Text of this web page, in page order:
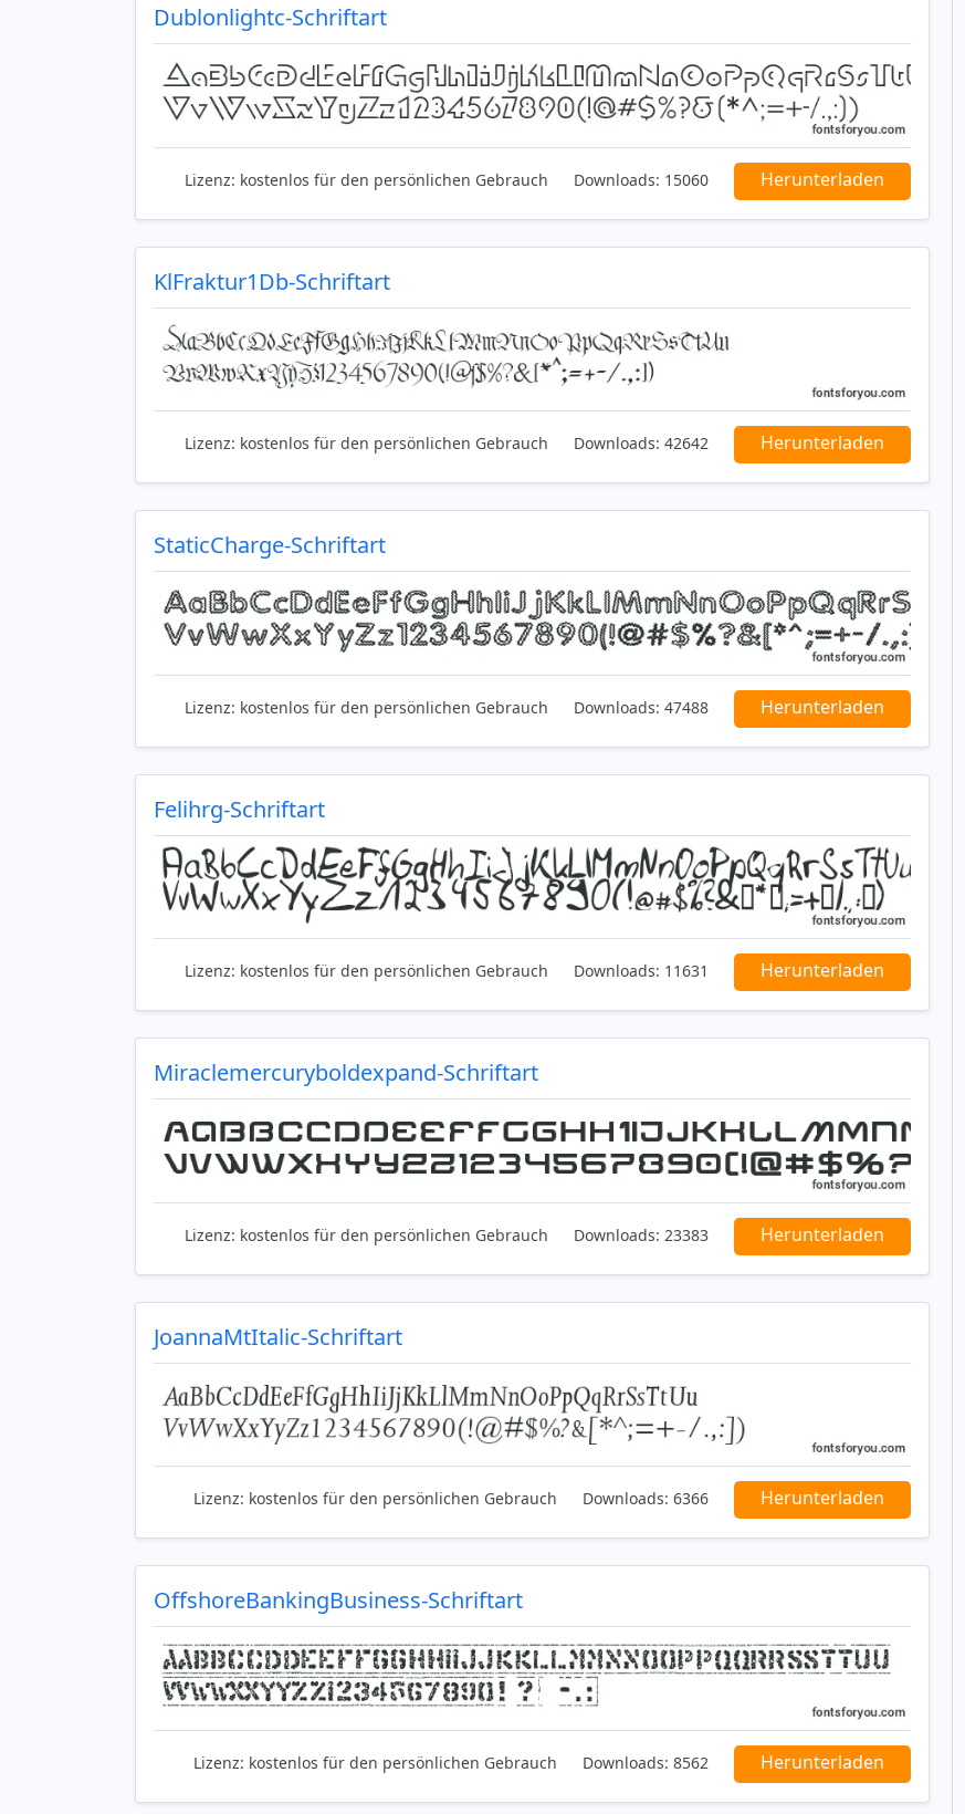
Dublonlightc-Schriftart
Lizenz: kostenlos für den persönlichen Gebrauch Downloads: 15060 Herunterladen
KlFraktur1Db-Schriftart
Lizenz: kostenlos für den persönlichen Gebrauch Downloads: 42642 Herunterladen
StaticCharge-Schriftart
Lizenz: kostenlos für den persönlichen Gebrauch Downloads: 47488 Herunterladen
Felihrg-Schriftart
Lizenz: kostenlos für den persönlichen Gebrauch Downloads: 11631 Herunterladen
Miraclemercuryboldexpand-Schriftart
Lizenz: kostenlos für den persönlichen Gebrauch Downloads: 23383 Herunterladen
JoannaMtItalic-Schriftart
Lizenz: kostenlos für den persönlichen Gebrauch Downloads: 6366 Herunterladen
OffshoreBankingBusiness-Schriftart
Lizenz: kostenlos für den persönlichen Gebrauch Downloads: 8562 Herunterladen